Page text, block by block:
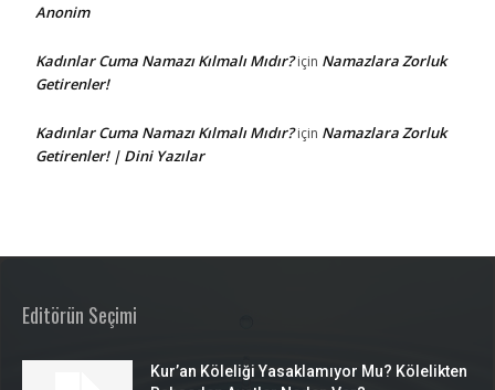
Anonim
Kadınlar Cuma Namazı Kılmalı Mıdır?için Namazlara Zorluk
Getirenler!
Kadınlar Cuma Namazı Kılmalı Mıdır?için Namazlara Zorluk
Getirenler! | Dini Yazılar
Editörün Seçimi
Kur’an Köleliği Yasaklamıyor Mu? Kölelikten